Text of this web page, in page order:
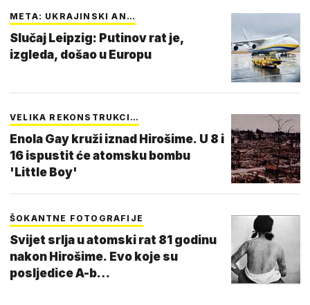
META: UKRAJINSKI AN…
Slučaj Leipzig: Putinov rat je,
izgleda, došao u Europu
VELIKA REKONSTRUKCI…
Enola Gay kruži iznad Hirošime. U 8 i
16 ispustit će atomsku bombu
'Little Boy'
ŠOKANTNE FOTOGRAFIJE
Svijet srlja u atomski rat 81 godinu
nakon Hirošime. Evo koje su
posljedice A-b…